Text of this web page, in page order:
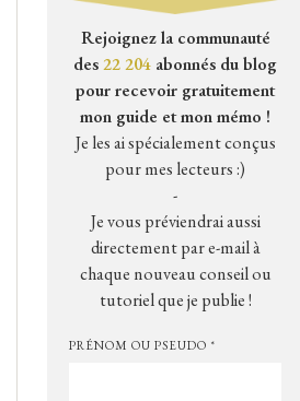
Rejoignez la communauté
des22 204 abonnés du blog
pour recevoir gratuitement
mon guide et mon mémo !
Je les ai spécialement conçus
pour mes lecteurs :)
-
Je vous préviendrai aussi
directement par e-mail à
chaque nouveau conseil ou
tutoriel que je publie !
PRÉNOM OU PSEUDO *